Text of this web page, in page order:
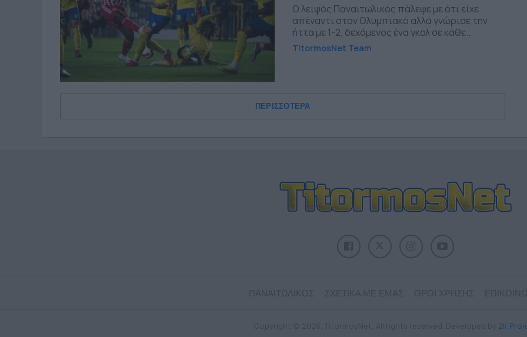
Ο λειψός Παναιτωλικός πάλεψε με ότι είχε
απέναντι στον Ολυμπιακό αλλά γνώρισε την
ήττα με 1-2, δεχόμενος ένα γκολ σε κάθε...
TitormosNet Team
ΠΕΡΙΣΣΟΤΕΡΑ
2K